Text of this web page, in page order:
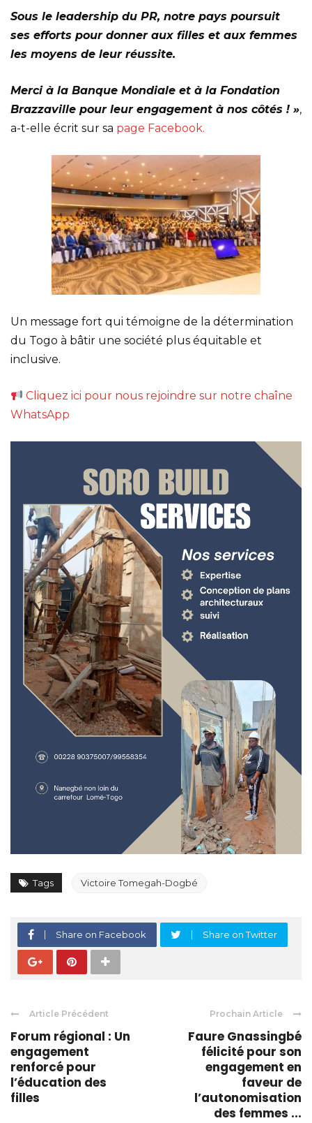
Sous le leadership du PR, notre pays poursuit
ses efforts pour donner aux filles et aux femmes
les moyens de leur réussite.
Merci à la Banque Mondiale et à la Fondation
Brazzaville pour leur engagement à nos côtés ! »,
a-t-elle écrit sur sa page Facebook.
Un message fort qui témoigne de la détermination
du Togo à bâtir une société plus équitable et
inclusive.
Cliquez ici pour nous rejoindre sur notre chaîne
WhatsApp
Tags Victoire Tomegah-Dogbé
Share on Facebook Share on Twitter
Article Précédent
Forum régional : Un
engagement
renforcé pour
l’éducation des
filles
Prochain Article
Faure Gnassingbé
félicité pour son
engagement en
faveur de
l’autonomisation
des femmes ...